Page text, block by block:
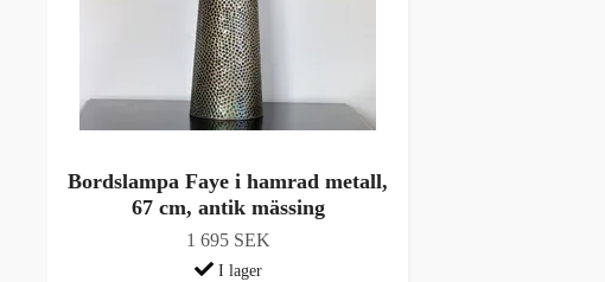
Bordslampa Faye i hamrad metall,
67 cm, antik mässing
1 695 SEK
I lager